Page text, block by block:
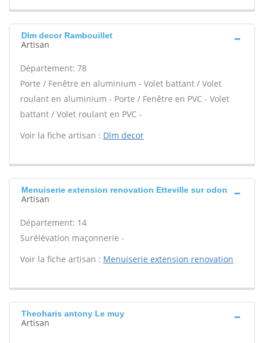
Dlm decor Rambouillet
Artisan
Département: 78
Porte / Fenêtre en aluminium - Volet battant / Volet
roulant en aluminium - Porte / Fenêtre en PVC - Volet
battant / Volet roulant en PVC -
Voir la fiche artisan : Dlm decor
Menuiserie extension renovation Etteville sur odon
Artisan
Département: 14
Surélévation maçonnerie -
Voir la fiche artisan : Menuiserie extension renovation
Theoharis antony Le muy
Artisan